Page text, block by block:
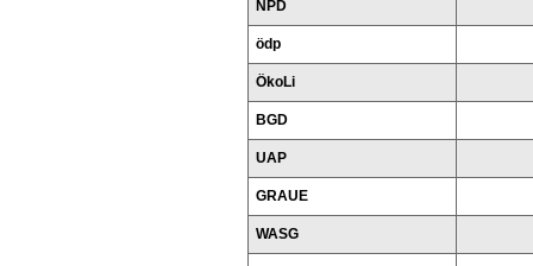
NPD
ödp
ÖkoLi
BGD
UAP
GRAUE
WASG